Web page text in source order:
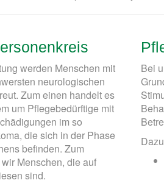
werden Menschen mit
neurologischen
Zum einen handelt es
um Pflegebedürftige mit
im so
die sich in der Phase
befinden. Zum
Menschen, die auf
sind.
Bei